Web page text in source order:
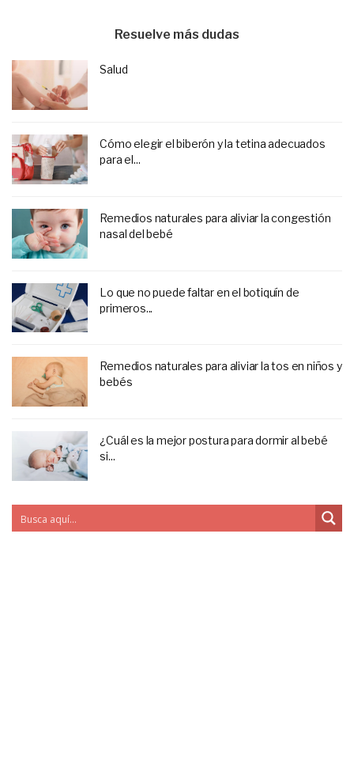
Resuelve más dudas
Salud
Cómo elegir el biberón y la tetina adecuados
para el...
Remedios naturales para aliviar la congestión
nasal del bebé
Lo que no puede faltar en el botiquín de
primeros...
Remedios naturales para aliviar la tos en niños y
bebés
¿Cuál es la mejor postura para dormir al bebé
si...